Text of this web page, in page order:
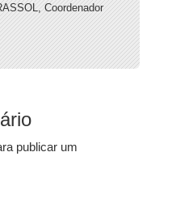
Coordenador
publicar um